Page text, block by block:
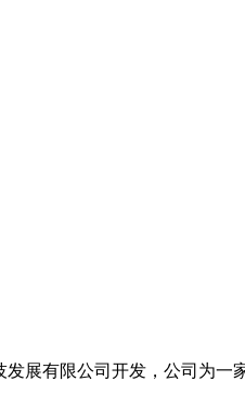
发展有限公司开发，公司为一